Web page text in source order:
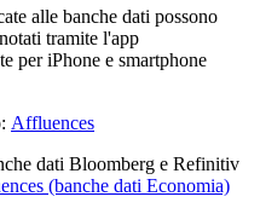
alle banche dati possono
tramite l'app
per iPhone e smartphone
Affluences
dati Bloomberg e Refinitiv
(banche dati Economia)